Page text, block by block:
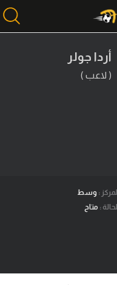
أردا جولر
( لاعب )
المركز : وسط
الحالة : متاح